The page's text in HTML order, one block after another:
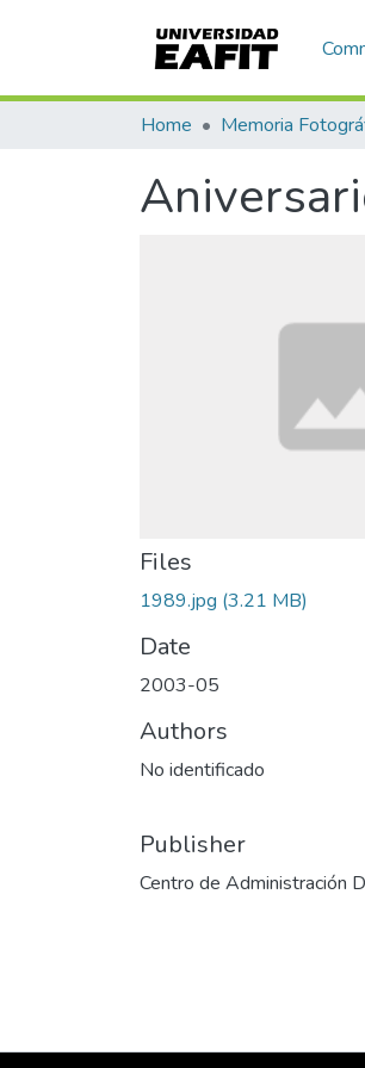
Home Memoria
Files
1989.jpg (3.21 MB)
Date
2003-05
Authors
No identificado
Publisher
Centro de Administración